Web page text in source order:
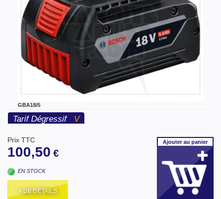
GBA18/5
Tarif Dégressif V
Prix TTC
100,50 €
EN STOCK
+ DE DÉTAILS
Ajouterau panier